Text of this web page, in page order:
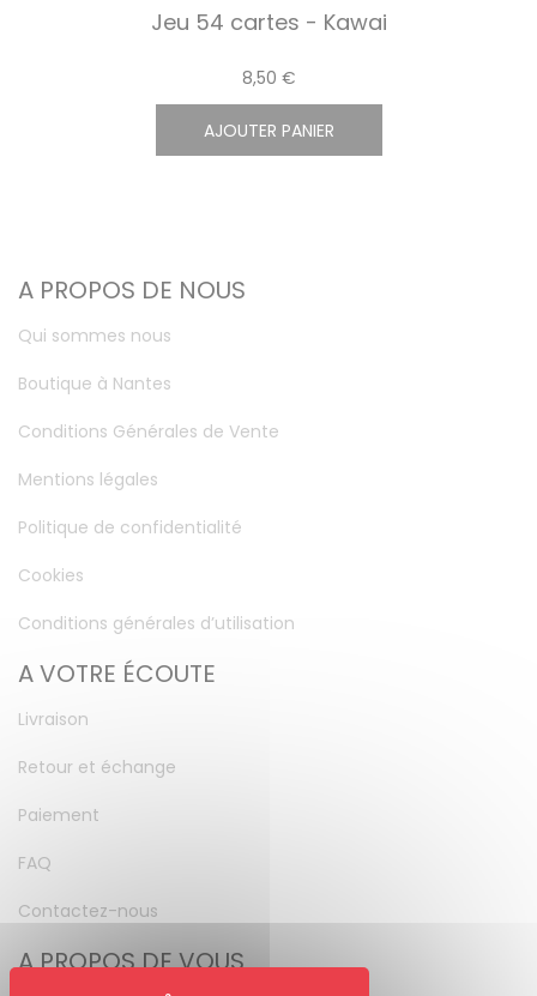
Jeu 54 cartes - Kawai
8,50 €
AJOUTER PANIER
A PROPOS DE NOUS
Qui sommes nous
Boutique à Nantes
Conditions Générales de Vente
Mentions légales
Politique de confidentialité
Cookies
Conditions générales d’utilisation
A VOTRE ÉCOUTE
Livraison
Retour et échange
Paiement
FAQ
Contactez-nous
A PROPOS DE VOUS